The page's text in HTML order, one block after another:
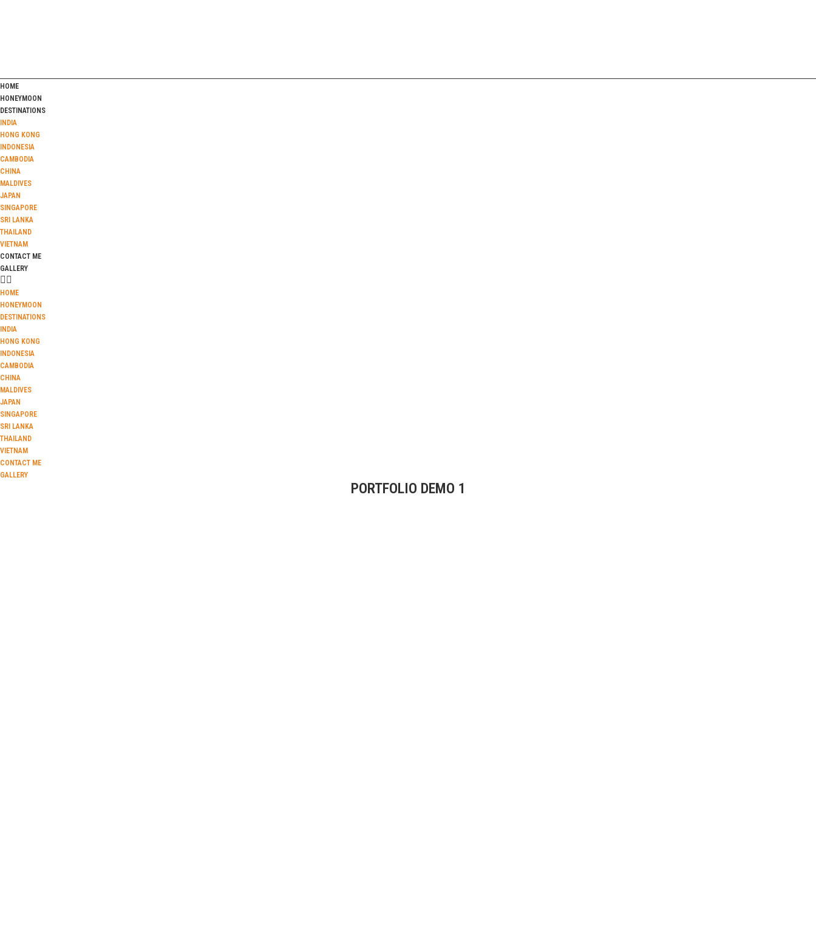
HOME
HONEYMOON
DESTINATIONS
INDIA
HONG KONG
INDONESIA
CAMBODIA
CHINA
MALDIVES
JAPAN
SINGAPORE
SRI LANKA
THAILAND
VIETNAM
CONTACT ME
GALLERY
HOME
HONEYMOON
DESTINATIONS
INDIA
HONG KONG
INDONESIA
CAMBODIA
CHINA
MALDIVES
JAPAN
SINGAPORE
SRI LANKA
THAILAND
VIETNAM
CONTACT ME
GALLERY
PORTFOLIO DEMO 1